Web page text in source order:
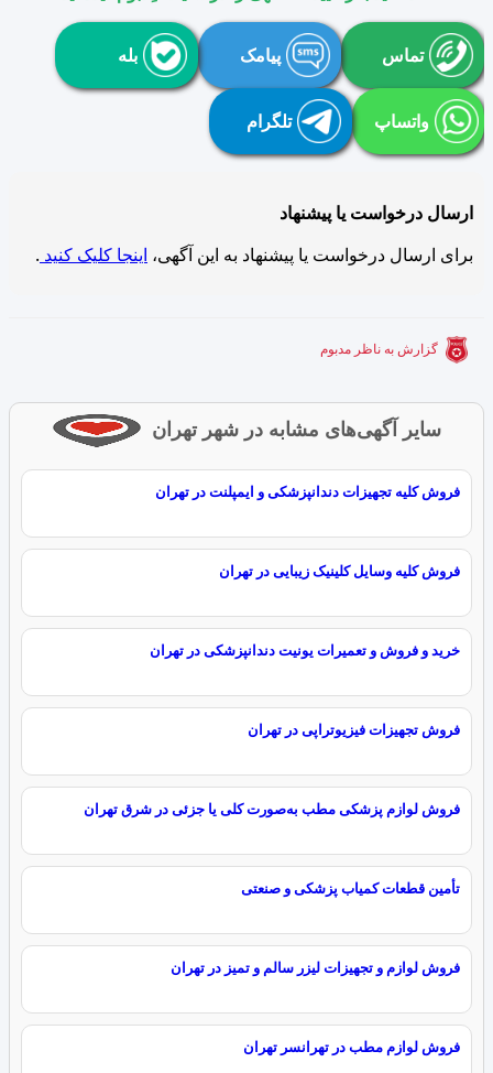
تماس پیامک بله
واتساپ تلگرام
ارسال درخواست یا پیشنهاد
برای ارسال درخواست یا پیشنهاد به این آگهی، اینجا کلیک کنید .
گزارش به ناظر مدبوم
سایر آگهی‌های مشابه در شهر تهران
فروش کلیه تجهیزات دندانپزشکی و ایمپلنت در تهران
فروش کلیه وسایل کلینیک زیبایی در تهران
خرید و فروش و تعمیرات یونیت دندانپزشکی در تهران
فروش تجهیزات فیزیوتراپی در تهران
فروش لوازم پزشکی مطب به‌صورت کلی یا جزئی در شرق تهران
تأمین قطعات کمیاب پزشکی و صنعتی
فروش لوازم و تجهیزات لیزر سالم و تمیز در تهران
فروش لوازم مطب در تهرانسر تهران